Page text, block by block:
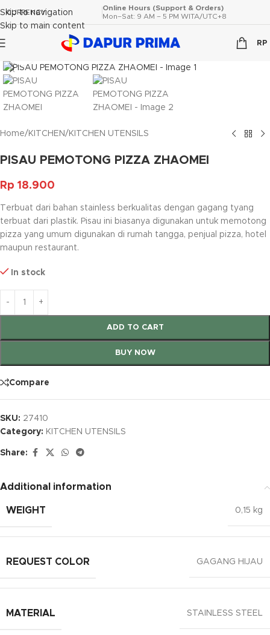
Skip to navigation
Skip to main content
CURRENCY
Online Hours (Support & Orders)
Mon–Sat: 9 AM – 5 PM WITA/UTC+8
RP
Click to enlarge
Home/ KITCHEN/ KITCHEN UTENSILS
PISAU PEMOTONG PIZZA ZHAOMEI
Rp 18.900
Terbuat dari bahan stainless berkualitas dengan gagang tyang
terbuat dari plastik. Pisau ini biasanya digunakan untuk memotong
pizza yang umum digunakan di rumah tangga, penjual pizza, hotel
maupun restaurant.
In stock
ADD TO CART
BUY NOW
Compare
SKU: 27410
Category: KITCHEN UTENSILS
Share:
Additional information
WEIGHT 0,15 kg
REQUEST COLOR GAGANG HIJAU
MATERIAL STAINLESS STEEL